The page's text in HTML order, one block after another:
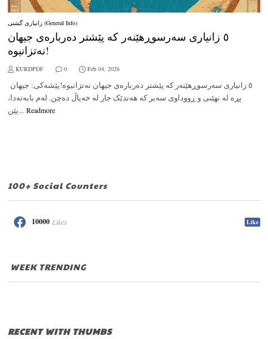
زانیاری گشتی (General Info)
٥ زانیاری سەرسوڕهێنەر کە پێشتر دەربارەی جیهان
نەتزانیوە!
KURDPDF 0 Feb 04, 2026
پڕە لە نهێنی و ڕووداوی سەیر کە هەندێک جار لە خەیاڵ دەچن. لەم بابەتەدا،
پێن... Readmore
100+ Social Counters
10000 Likes Like
WEEK TRENDING
RECENT WITH THUMBS